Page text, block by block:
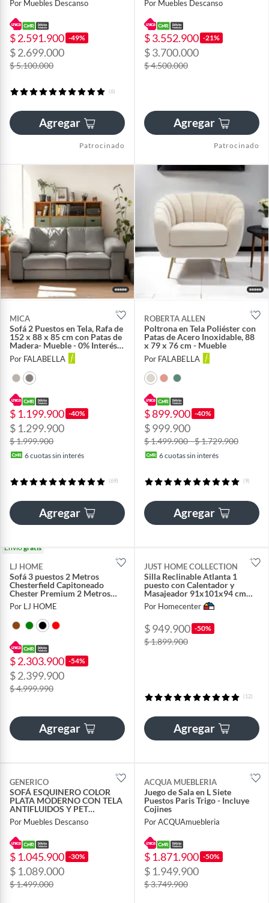
Por Muebles Descanso
$ 2.591.900 -49%
$ 2.699.000
$ 5.100.000
(6)
Agregar
Patrocinado
Por Muebles Descanso
$ 3.552.900 -21%
$ 3.700.000
$ 4.500.000
Agregar
Patrocinado
MICA
Sofá 2 Puestos en Tela, Rafa de
152 x 88 x 85 cm con Patas de
Madera- Mueble - 0% Interés a
3, 6 o 12 Cuotas Pagando con
tu CMR Banco Falabella
Por FALABELLA
$ 1.199.900 -40%
$ 1.299.900
$ 1.999.900
6cuotas sin interés
(69)
Agregar
ROBERTA ALLEN
Poltrona en Tela Poliéster con
Patas de Acero Inoxidable, 88
x 79 x 76 cm - Mueble
Por FALABELLA
$ 899.900 -40%
$ 999.900
$ 1.499.900 - $ 1.729.900
6cuotas sin interés
(9)
Agregar
Envíogratis
LJ HOME
Sofá 3 puestos 2 Metros
Chesterfield Capitoneado
Chester Premium 2 Metros
Chester
Por LJ HOME
$ 2.303.900 -54%
$ 2.399.900
$ 4.999.990
Agregar
JUST HOME COLLECTION
Silla Reclinable Atlanta 1
puesto con Calentador y
Masajeador 91x101x94 cm
Negro
Por Homecenter
$ 949.900 -50%
$ 1.899.900
(12)
Agregar
GENERICO
SOFÁ ESQUINERO COLOR
PLATA MODERNO CON TELA
ANTIFLUIDOS Y PET
FRIENDLY
Por Muebles Descanso
$ 1.045.900 -30%
$ 1.089.000
$ 1.499.000
ACQUA MUEBLERIA
Juego de Sala en L Siete
Puestos Paris Trigo - Incluye
Cojines
Por ACQUAmuebleria
$ 1.871.900 -50%
$ 1.949.900
$ 3.749.900